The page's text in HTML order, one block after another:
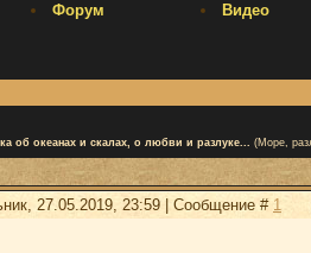
Форум Видео
об океанах и скалах, о любви и разлуке... (Море,
27.05.2019, 23:59 | Сообщение # 1